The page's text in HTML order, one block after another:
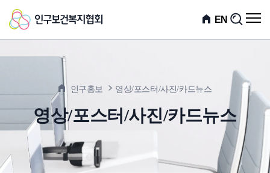
인
구
복
지
협
EN
검
전
메
인구홍보
영상/포스터/사진/카드뉴스
영상/포스터/사진/카드뉴스